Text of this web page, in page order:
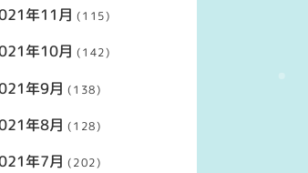
年11月 (115)
年10月 (142)
年9月 (138)
年8月 (128)
年7月 (202)